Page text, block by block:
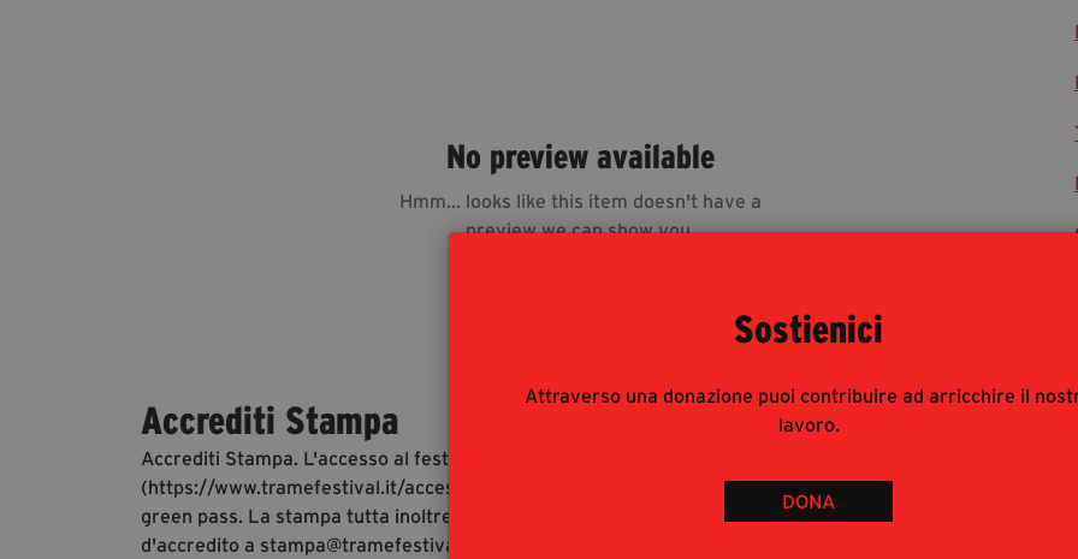
Sostienici
Attraverso una donazione puoi contribuire ad arricchire il
lavoro.
DONA
No preview available
Hmm... looks like this item doesn't have a
preview we can show you.
Accrediti Stampa
Accrediti Stampa. L'accesso al festival ai giornalisti risponde alle modalità di accesso del pubblico
(https://www.tramefestival.it/accesso-eventi) : è pertanto consigliata prenotazione e obbligatorio
green pass. La stampa tutta inoltre è invitata ad accreditarsi inviando mail con richiesta
d'accredito a stampa@tramefestival.it al fine di accedere alla Sala Stampa del festival.